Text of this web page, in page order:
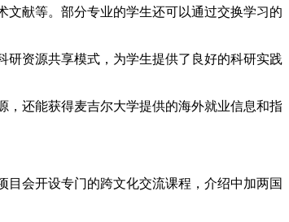
献等。部分专业的学生还可以通过交换学习的
资源共享模式，为学生提供了良好的科研实践
，还能获得麦吉尔大学提供的海外就业信息和指
会开设专门的跨文化交流课程，介绍中加两国